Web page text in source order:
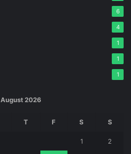
6
4
1
1
1
August 2026
T F S S
1 2